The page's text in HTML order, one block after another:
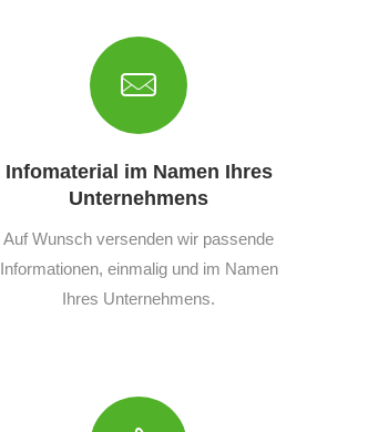
Infomaterial im Namen Ihres
Unternehmens
Auf Wunsch versenden wir passende
Informationen, einmalig und im Namen
Ihres Unternehmens.